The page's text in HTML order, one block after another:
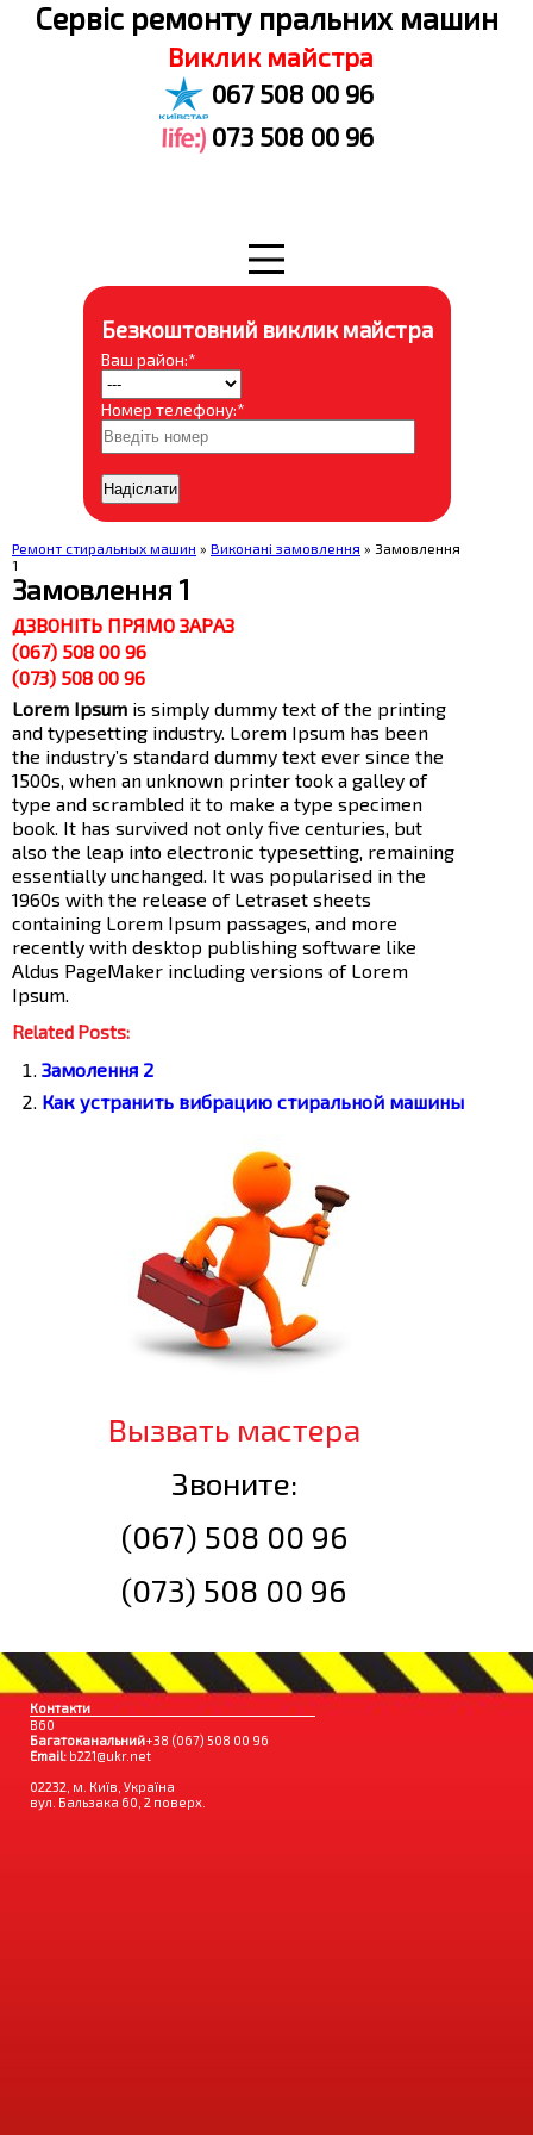
Cервіс ремонту пральних машин
Виклик майстра
067 508 00 96
073 508 00 96
Безкоштовний виклик майстра
Ваш район:*
Номер телефону:*
Ремонт стиральных машин » Виконані замовлення » Замовлення
1
Замовлення 1
ДЗВОНІТЬ ПРЯМО ЗАРАЗ
(067) 508 00 96
(073) 508 00 96
Lorem Ipsum is simply dummy text of the printing
and typesetting industry. Lorem Ipsum has been
the industry’s standard dummy text ever since the
1500s, when an unknown printer took a galley of
type and scrambled it to make a type specimen
book. It has survived not only five centuries, but
also the leap into electronic typesetting, remaining
essentially unchanged. It was popularised in the
1960s with the release of Letraset sheets
containing Lorem Ipsum passages, and more
recently with desktop publishing software like
Aldus PageMaker including versions of Lorem
Ipsum.
Related Posts:
Замолення 2
Как устранить вибрацию стиральной машины
Вызвать мастера
Звоните:
(067) 508 00 96
(073) 508 00 96
Контакти
B60
Багатоканальний+38 (067) 508 00 96
Email: b221@ukr.net
02232, м. Київ, Україна
вул. Бальзака 60, 2 поверх.